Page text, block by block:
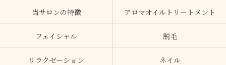
当サロンの特徴 アロマオイルトリートメント
フェイシャル 脱毛
リラクゼーション ネイル